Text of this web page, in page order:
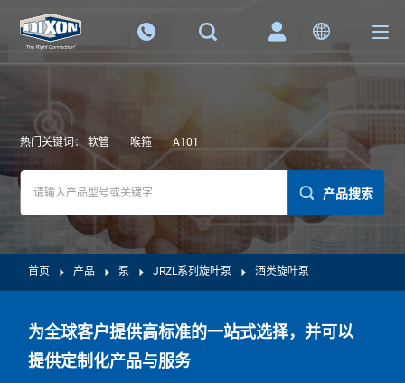
热门关键词：软管 喉箍 A101
产品搜索
首页 产品 泵 JRZL系列旋叶泵 酒类旋叶泵
为全球客户提供高标准的一站式选择，并可以
提供定制化产品与服务